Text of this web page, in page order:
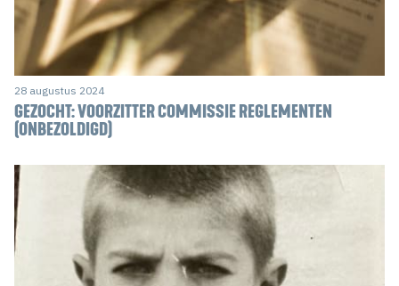
28 augustus 2024
GEZOCHT: VOORZITTER COMMISSIE REGLEMENTEN
(ONBEZOLDIGD)